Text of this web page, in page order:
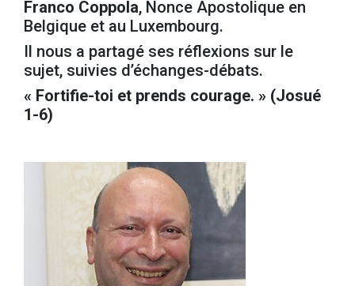
Franco Coppola, Nonce Apostolique en
Belgique et au Luxembourg.
Il nous a partagé ses réflexions sur le
sujet, suivies d’échanges-débats.
« Fortifie-toi et prends courage. » (Josué
1-6)